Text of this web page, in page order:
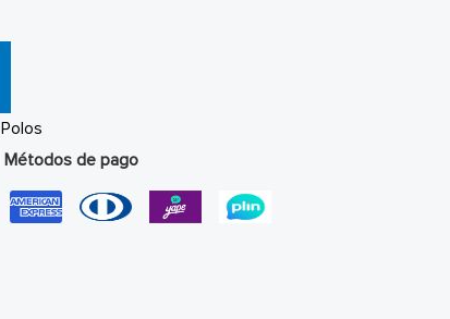
Polos
Métodos de pago